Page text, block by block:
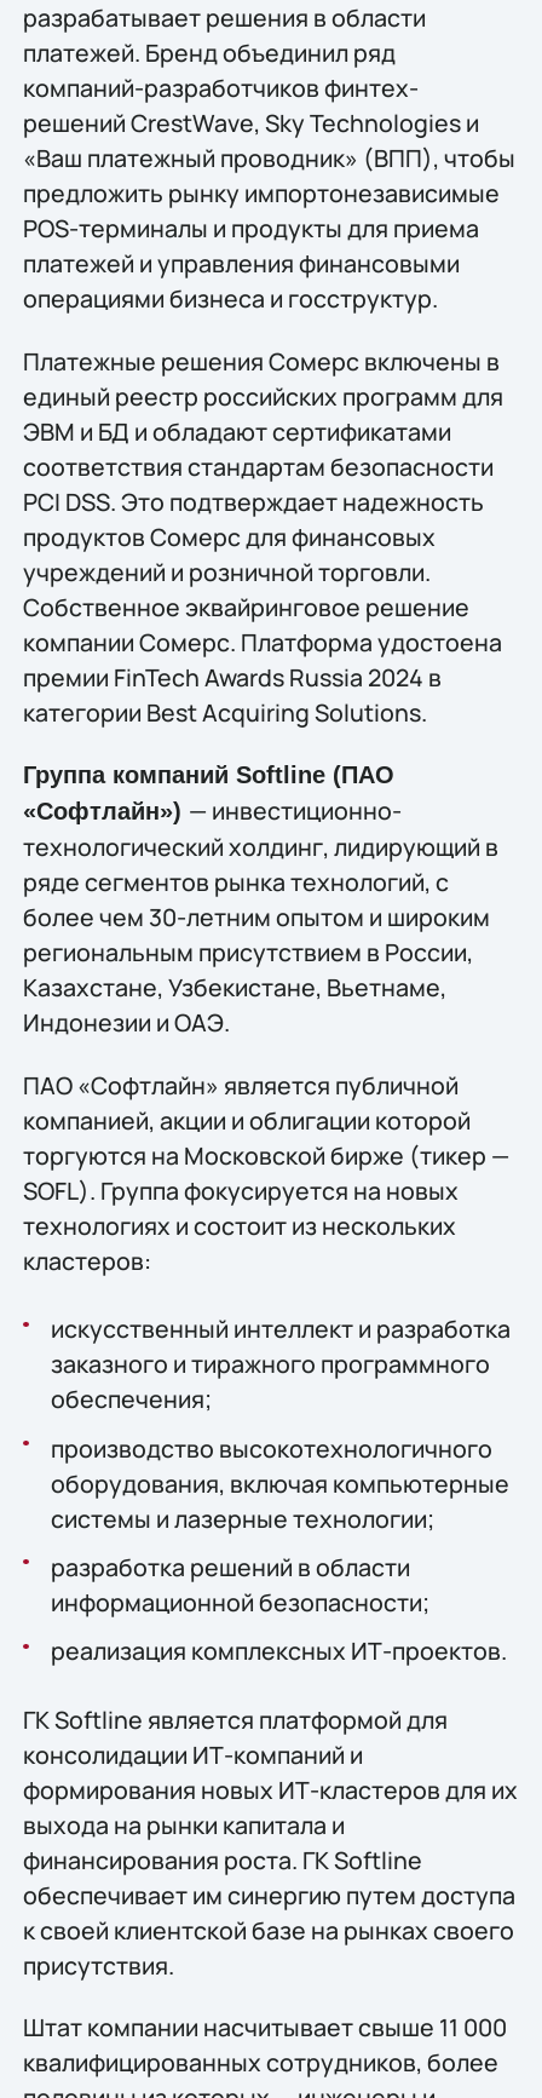
разрабатывает решения в области
платежей. Бренд объединил ряд
компаний-разработчиков финтех-
решений CrestWave, Sky Technologies и
«Ваш платежный проводник» (ВПП), чтобы
предложить рынку импортонезависимые
POS-терминалы и продукты для приема
платежей и управления финансовыми
операциями бизнеса и госструктур.
Платежные решения Сомерс включены в
единый реестр российских программ для
ЭВМ и БД и обладают сертификатами
соответствия стандартам безопасности
PCI DSS. Это подтверждает надежность
продуктов Сомерс для финансовых
учреждений и розничной торговли.
Собственное эквайринговое решение
компании Сомерс. Платформа удостоена
премии FinTech Awards Russia 2024 в
категории Best Acquiring Solutions.
Группа компаний Softline (ПАО
«Софтлайн») — инвестиционно-
технологический холдинг, лидирующий в
ряде сегментов рынка технологий, c
более чем 30-летним опытом и широким
региональным присутствием в России,
Казахстане, Узбекистане, Вьетнаме,
Индонезии и ОАЭ.
ПАО «Софтлайн» является публичной
компанией, акции и облигации которой
торгуются на Московской бирже (тикер —
SOFL). Группа фокусируется на новых
технологиях и состоит из нескольких
кластеров:
искусственный интеллект и разработка
заказного и тиражного программного
обеспечения;
производство высокотехнологичного
оборудования, включая компьютерные
системы и лазерные технологии;
разработка решений в области
информационной безопасности;
реализация комплексных ИТ-проектов.
ГК Softline является платформой для
консолидации ИТ-компаний и
формирования новых ИТ-кластеров для их
выхода на рынки капитала и
финансирования роста. ГК Softline
обеспечивает им синергию путем доступа
к своей клиентской базе на рынках своего
присутствия.
Штат компании насчитывает свыше 11 000
квалифицированных сотрудников, более